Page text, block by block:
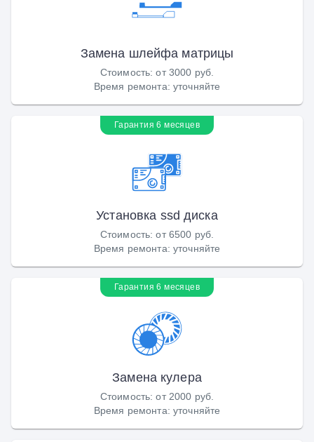
Замена шлейфа матрицы
Стоимость:от 3000 руб.
Время ремонта: уточняйте
Гарантия 6 месяцев
Установка ssd диска
Стоимость:от 6500 руб.
Время ремонта: уточняйте
Гарантия 6 месяцев
Замена кулера
Стоимость:от 2000 руб.
Время ремонта: уточняйте